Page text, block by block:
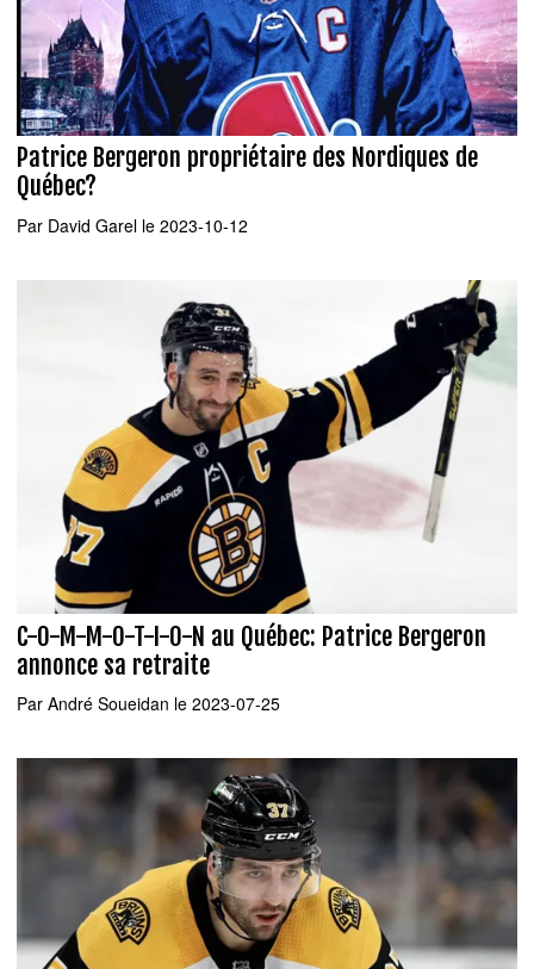
Patrice Bergeron propriétaire des Nordiques de
Québec?
Par David Garel le 2023-10-12
C-O-M-M-O-T-I-O-N au Québec: Patrice Bergeron
annonce sa retraite
Par André Soueidan le 2023-07-25